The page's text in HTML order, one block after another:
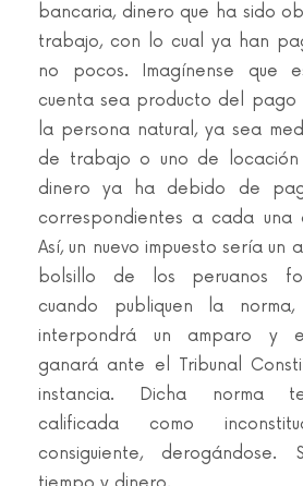
bancaria, dinero que ha sido
trabajo, con lo cual ya han
no pocos. Imagínense que
cuenta sea producto del
la persona natural, ya sea
de trabajo o uno de locación
dinero ya ha debido de
correspondientes a cada una
Así, un nuevo impuesto sería
bolsillo de los peruanos
cuando publiquen la norma,
interpondrá un amparo y
ganará ante el Tribunal
instancia. Dicha norma
calificada como
consiguiente, derogándose.